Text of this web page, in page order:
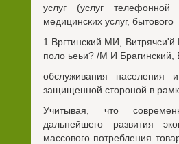
услуг (услуг
медицинских услуг, бытового
1 Вргтинский МИ,
поло ьеьи? /М И
обслуживания населения
защищенной стороной в
Учитывая, что
дальнейшего развития
массового потребления